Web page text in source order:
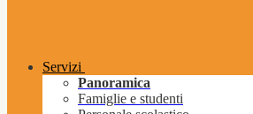
Servizi
Panoramica
Famiglie e studenti